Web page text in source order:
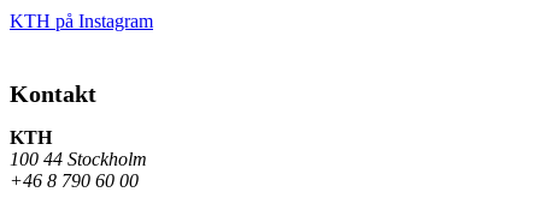
KTH på Instagram
Kontakt
KTH
100 44 Stockholm
+46 8 790 60 00